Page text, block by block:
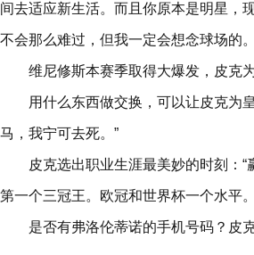
间去适应新生活。而且你原本是明星，
不会那么难过，但我一定会想念球场的
维尼修斯本赛季取得大爆发，皮克
用什么东西做交换，可以让皮克为
马，我宁可去死。”
皮克选出职业生涯最美妙的时刻：
第一个三冠王。欧冠和世界杯一个水平
是否有弗洛伦蒂诺的手机号码？皮